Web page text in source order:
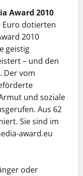
Award 2010
Euro dotierten
2010
geistig
– und den
Der vom
und soziale
Aus 62
Sie sind im
award.eu
oder